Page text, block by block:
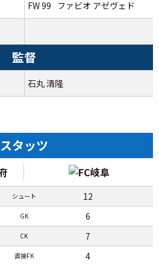
FW 99 ファビオ アゼヴェド
監督
石丸 清隆
スタッツ
シュート
12
GK
6
CK
7
直接FK
4